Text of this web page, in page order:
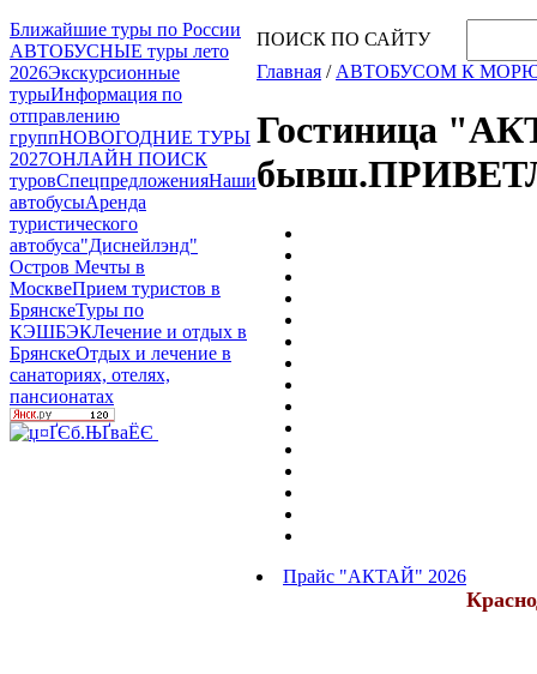
Ближайшие туры по России
АВТОБУСНЫЕ туры лето
2026Экскурсионные
турыИнформация по
отправлению
группНОВОГОДНИЕ ТУРЫ
2027ОНЛАЙН ПОИСК
туровСпецпредложенияНаши
автобусыАренда
туристического
автобуса"Диснейлэнд"
Остров Мечты в
МосквеПрием туристов в
БрянскеТуры по
КЭШБЭКЛечение и отдых в
БрянскеОтдых и лечение в
санаториях, отелях,
пансионатах
ПОИСК ПО САЙТУ
Главная / АВТОБУСОМ К
Гостиница
Прайс "АКТАЙ" 2026